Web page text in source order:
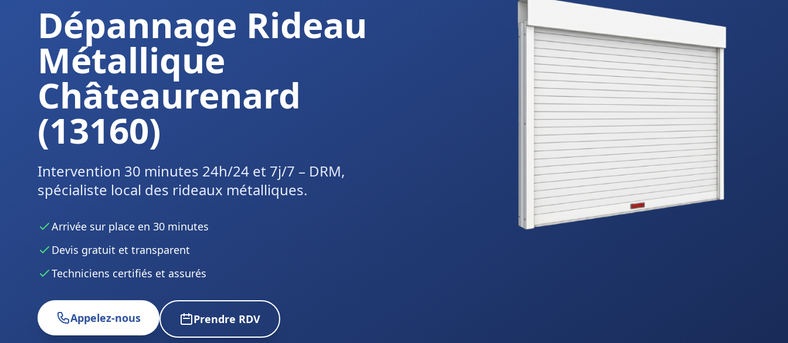
Dépannage Rideau
Métallique
Châteaurenard
(13160)
Intervention 30 minutes 24h/24 et 7j/7 – DRM,
spécialiste local des rideaux métalliques.
Arrivée sur place en 30 minutes
Devis gratuit et transparent
Techniciens certifiés et assurés
Appelez-nous Prendre RDV